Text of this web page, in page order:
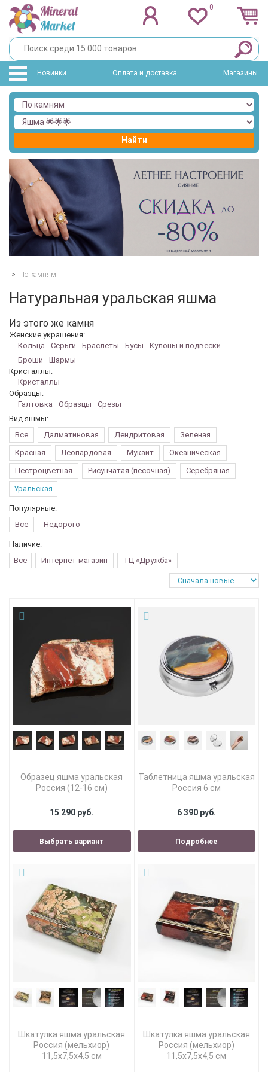
0
Новинки Оплата и доставка Магазины
Найти
> По камням
Натуральная уральская яшма
Из этого же камня
Женские украшения:
Кольца
Серьги Браслеты Бусы
Кулоны и подвески
Броши
Шармы
Кристаллы:
Кристаллы
Образцы:
Галтовка
Образцы
Срезы
Вид яшмы:
Все
Далматиновая Дендритовая
Зеленая
Красная
Леопардовая Мукаит
Океаническая
Пестроцветная
Рисунчатая (песочная)
Серебряная
Уральская
Популярные:
Все
Недорого
Наличие:
Все
Интернет-магазин ТЦ «Дружба»
Образец яшма уральская
Россия (12-16 см)
15 290 руб.
Выбрать вариант
Таблетница яшма уральская
Россия 6 см
6 390 руб.
Подробнее
Шкатулка яшма уральская
Россия (мельхиор)
11,5х7,5х4,5 см
Шкатулка яшма уральская
Россия (мельхиор)
11,5х7,5х4,5 см